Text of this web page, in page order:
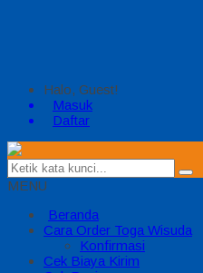
Halo, Guest!
Masuk
Daftar
MENU
Beranda
Cara Order Toga Wisuda
Konfirmasi
Cek Biaya Kirim